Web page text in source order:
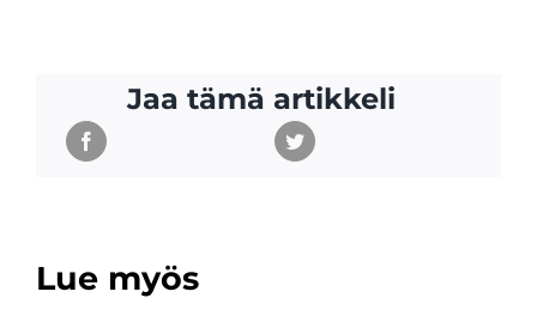
Jaa tämä artikkeli
Lue myös